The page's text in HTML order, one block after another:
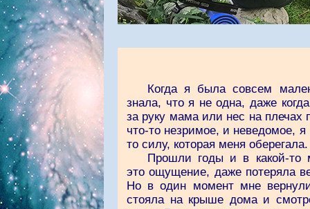
Когда я была совсем
знала, что я не одна, даже
за руку мама или нес на плечах
что-то незримое, и неведомое, я
то силу, которая меня оберегала.
Прошли годы и в какой-то
это ощущение, даже потеряла
Но в один момент мне
стояла на крыше дома и